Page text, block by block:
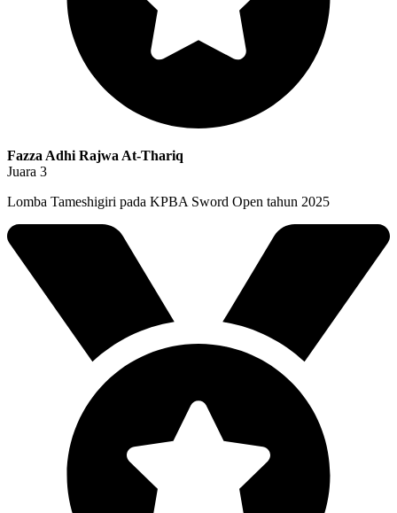
Fazza Adhi Rajwa At-Thariq
Juara 3
Lomba Tameshigiri pada KPBA Sword Open tahun 2025